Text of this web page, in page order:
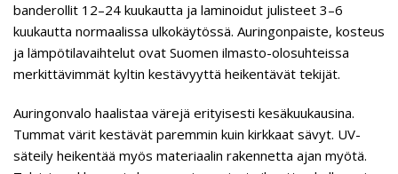
banderollit 12–24 kuukautta ja laminoidut julisteet 3–6
kuukautta normaalissa ulkokäytössä. Auringonpaiste, kosteus
ja lämpötilavaihtelut ovat Suomen ilmasto-olosuhteissa
merkittävimmät kyltin kestävyyttä heikentävät tekijät.
Auringonvalo haalistaa värejä erityisesti kesäkuukausina.
Tummat värit kestävät paremmin kuin kirkkaat sävyt. UV-
säteily heikentää myös materiaalin rakennetta ajan myötä.